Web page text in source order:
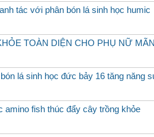
tác với phân bón lá sinh học humic
TOÀN DIỆN CHO PHỤ NỮ
lá sinh học đức bảy 16 tăng năng
amino fish thúc đẩy cây trồng khỏe